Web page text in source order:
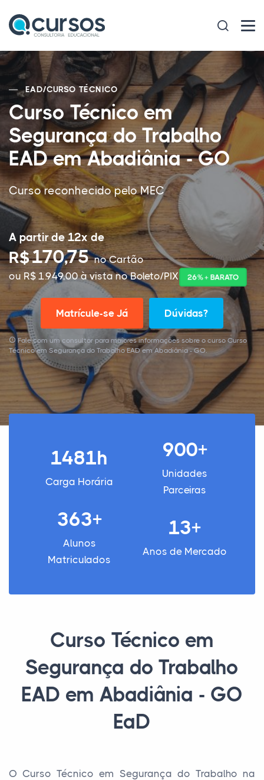
EAD/CURSO TÉCNICO
Curso Técnico em
Segurança do Trabalho
EAD em Abadiânia - GO
Curso reconhecido pelo MEC
A partir de 12x de
R$170,75no Cartão
ou R$ 1.949,00 à vista no Boleto/PIX
26% + BARATO
Matrícule-se Já Dúvidas?
Fale com um consultor para maiores informações sobre o curso Curso
Técnico em Segurança do Trabalho EAD em Abadiânia - GO.
1481h
Carga Horária
900+
Unidades
Parceiras
363+
Alunos
Matriculados
13+
Anos de Mercado
Curso Técnico em
Segurança do Trabalho
EAD em Abadiânia - GO
EaD
O Curso Técnico em Segurança do Trabalho na